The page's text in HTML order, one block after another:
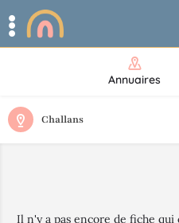
Annuaires
Challans
Il n'y a pas encore de fiche